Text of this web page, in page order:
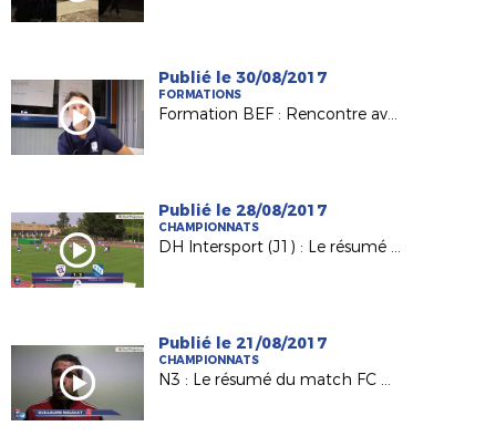
Publié le 30/08/2017
FORMATIONS
Formation BEF : Rencontre avec Charlène Karsenti, joueuse et éducatrice au Mans FC
Publié le 28/08/2017
CHAMPIONNATS
DH Intersport (J1) : Le résumé de FC Rezé / AS La Châtaigneraie (1-2)
Publié le 21/08/2017
CHAMPIONNATS
N3 : Le résumé du match FC Challans / Voltigeurs de Châteaubriant